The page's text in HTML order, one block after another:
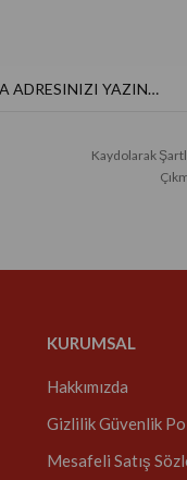
Kaydolarak
KURUMSAL
Hakkımızda
Gizlilik Güvenlik
Mesafeli Satış